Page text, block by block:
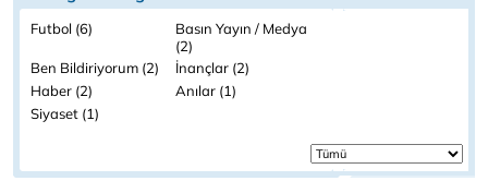
Futbol (6) Basın Yayın / Medya
(2)
Ben Bildiriyorum (2)
İnançlar (2)
Haber (2)
Anılar (1)
Siyaset (1)